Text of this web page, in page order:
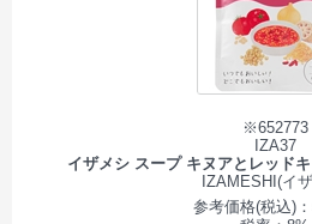
※652773
IZA37
イザメシ スープ キヌアとレッド
IZAMESHI(イ
参考価格(税込)